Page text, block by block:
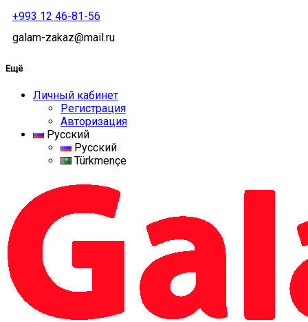
+993 12 46-81-56
galam-zakaz@mail.ru
Ещё
Личный кабинет
Регистрация
Авторизация
Русский
Русский
Türkmençe